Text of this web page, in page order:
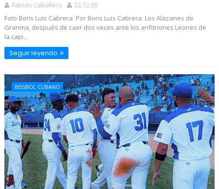
Fabian Caballero
22:12:00
Foto Boris Luis Cabrera Por Boris Luis Cabrera Los Alazanes de
Granma, después de caer dos veces ante los anfitriones Leones de
la capi...
Seguir leyendo
BEISBOL CUBANO